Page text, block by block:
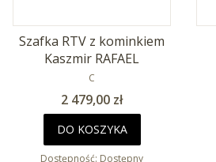
Szafka RTV z kominkiem
Kaszmir RAFAEL
PRODUCENT
C
Cena
2 479,00 zł
DO KOSZYKA
Dostępność: Dostępny